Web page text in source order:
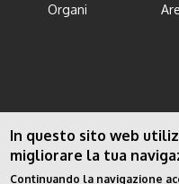
Organi
In questo sito web
migliorare la tua
Continuando la navigazione